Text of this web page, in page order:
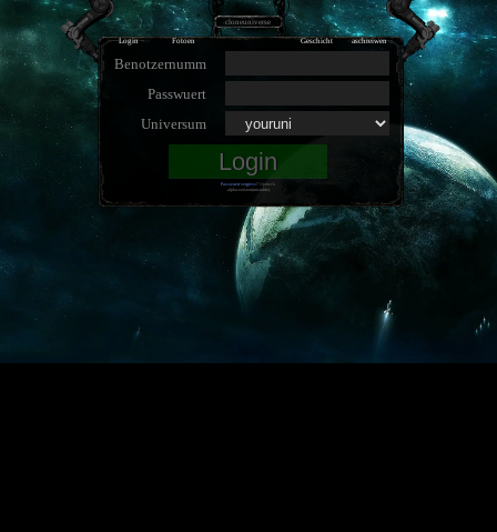
cloneuniverse
Login Fotoen Geschicht aschreiwen
Benotzernumm
Passwuert
Universum
Passwuert vergiess? Opdrock
.alpha-version(unstable).